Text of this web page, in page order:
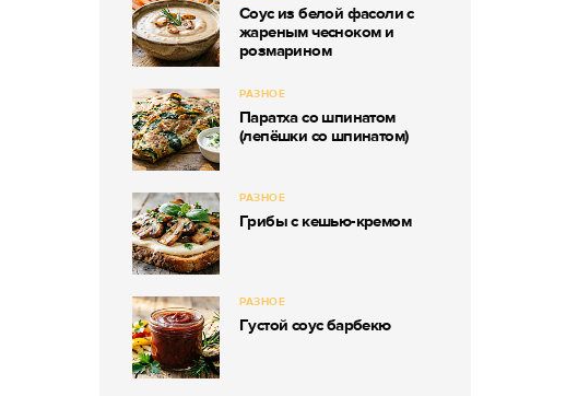
Соус из белой фасоли с
жареным чесноком и
розмарином
РАЗНОЕ
Паратха со шпинатом
(лепёшки со шпинатом)
РАЗНОЕ
Грибы с кешью-кремом
РАЗНОЕ
Густой соус барбекю